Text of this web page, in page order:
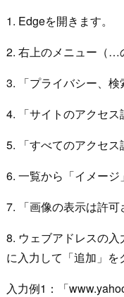
1. Edgeを開きます。
2. 右上のメニュー（…
3. 「プライバシー、検
4. 「サイトのアクセス
5. 「すべてのアクセス
6. 一覧から「イメージ
7. 「画像の表示は許可
8. ウェブアドレスの
に入力して「追加」を
入力例1：「